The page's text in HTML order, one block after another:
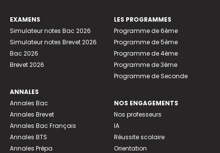
EXAMENS
Simulateur notes Bac 2026
Simulateur notes Brevet 2026
Bac 2026
Brevet 2026
ANNALES
Annales Bac
Annales Brevet
Annales Bac Français
Annales BTS
Annales Prépa
LES PROGRAMMES
Programme de 6ème
Programme de 5ème
Programme de 4ème
Programme de 3ème
Programme de Seconde
NOS ENGAGEMENTS
Nos professeurs
IA
Réussite scolaire
Orientation